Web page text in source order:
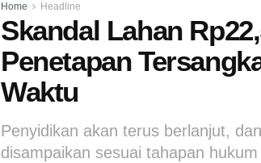
Home Headline
Skandal Lahan
Penetapan
Waktu
Penyidikan akan terus berlanjut,
disampaikan sesuai tahapan